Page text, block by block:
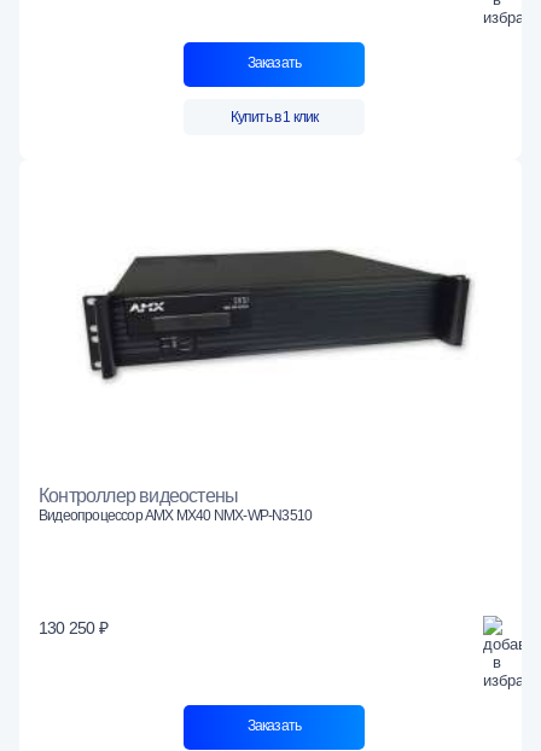
Заказать
Купить в 1 клик
Контроллер видеостены
Видеопроцессор AMX MX40 NMX-WP-N3510
130 250 ₽
Заказать